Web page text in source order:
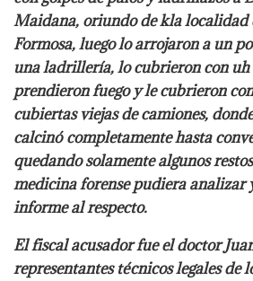
Maidana, oriundo de kla localidad
Formosa, luego lo arrojaron a un
una ladrillería, lo cubrieron con uh
prendieron fuego y le cubrieron
cubiertas viejas de camiones,
calcinó completamente hasta
quedando solamente algunos
medicina forense pudiera analizar
informe al respecto.
El fiscal acusador fue el doctor
representantes técnicos legales de